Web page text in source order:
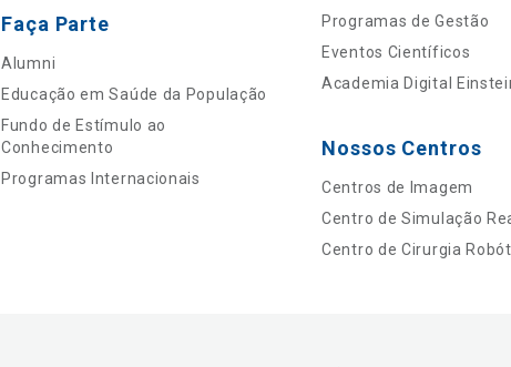
Faça Parte
Alumni
Educação em Saúde da População
Fundo de Estímulo ao
Conhecimento
Programas Internacionais
Programas de Gestão
Eventos Científicos
Academia Digital
Nossos Centros
Centros de Imagem
Centro de Simulação
Centro de Cirurgia